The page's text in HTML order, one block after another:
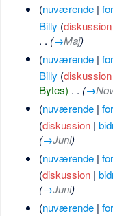
(nuværende|
Billy (diskussion
. . (→Maj)
(nuværende|
Billy (diskussion
Bytes) . . (→
(nuværende|
(diskussion|
(→Juni)
(nuværende|
(diskussion|
(→Juni)
(nuværende|